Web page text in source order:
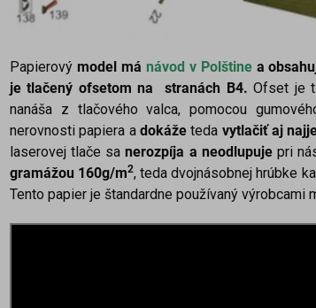
Papierový model má návod v Polštinea
je tlačený ofsetom na stranách B4.Ofset je
nanáša z tlačového valca, pomocou
nerovnosti papiera a dokážeteda vytlačiť aj
laserovej tlače sa nerozpíja a neodlupujepri
gramážou 160g/m2, teda dvojnásobnej hrúbke
Tento papier je štandardne používaný výrobcami